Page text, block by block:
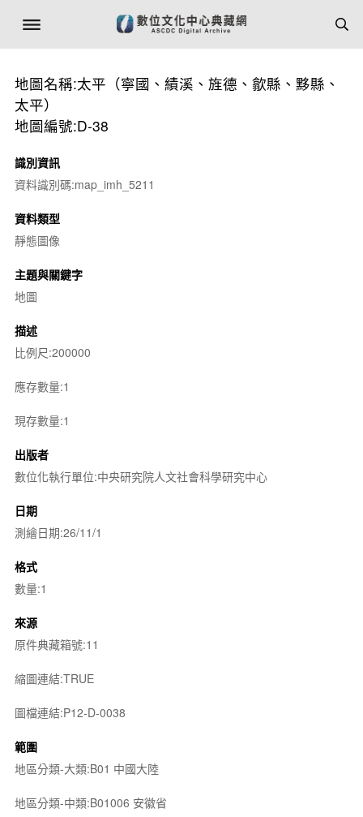
地圖名稱:太平（寧國、績溪、旌德、歙縣、黟縣、
太平）
地圖編號:D-38
識別資訊
資料識別碼:map_imh_5211
資料類型
靜態圖像
主題與關鍵字
地圖
描述
比例尺:200000
應存數量:1
現存數量:1
出版者
數位化執行單位:中央研究院人文社會科學研究中心
日期
測繪日期:26/11/1
格式
數量:1
來源
原件典藏箱號:11
縮圖連結:TRUE
圖檔連結:P12-D-0038
範圍
地區分類-大類:B01 中國大陸
地區分類-中類:B01006 安徽省